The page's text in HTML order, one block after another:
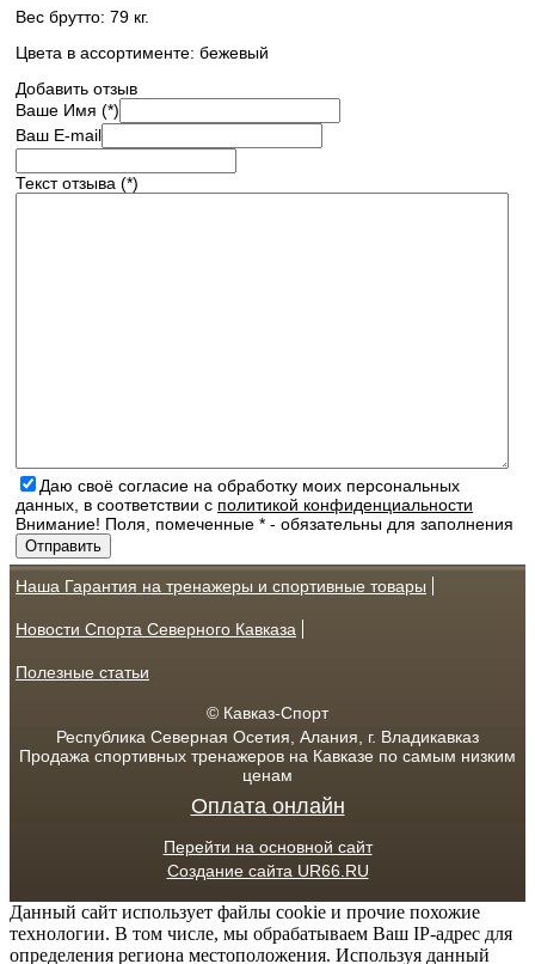
Вес брутто: 79 кг.
Цвета в ассортименте: бежевый
Добавить отзыв
Ваше Имя (*)
Ваш E-mail
Текст отзыва (*)
Даю своё согласие на обработку моих персональных
данных, в соответствии с политикой конфиденциальности
Внимание! Поля, помеченные * - обязательны для заполнения
Наша Гарантия на тренажеры и спортивные товары
Новости Спорта Северного Кавказа
Полезные статьи
© Кавказ-Спорт
Республика Северная Осетия, Алания, г. Владикавказ
Продажа спортивных тренажеров на Кавказе по самым низким
ценам
Оплата онлайн
Перейти на основной сайт
Создание сайта UR66.RU
Данный сайт использует файлы cookie и прочие похожие
технологии. В том числе, мы обрабатываем Ваш IP-адрес для
определения региона местоположения. Используя данный